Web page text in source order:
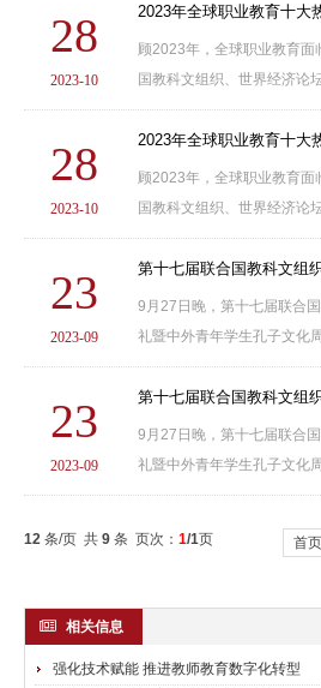
学位管理体制不断完善，学
28
2023-10
2023年全球职业教育十大
顾2023年，全球职业教育面
国教科文组织、世界经济论
等全球和区域性组织相继发
题，搭建国际合作与交流平
28
2023-10
2023年全球职业教育十大
顾2023年，全球职业教育面
国教科文组织、世界经济论
等全球和区域性组织相继发
题，搭建国际合作与交流平
23
2023-09
第十七届联合国教科文组
9月27日晚，第十七届联合
礼暨中外青年学生孔子文化
育部副部长、中国联合国教
视频出席并致辞。田学军指
23
2023-09
第十七届联合国教科文组
9月27日晚，第十七届联合
礼暨中外青年学生孔子文化
育部副部长、中国联合国教
视频出席并致辞。田学军指
12 条/页 共 9条 页次： 1/1页 首页
相关信息
强化技术赋能 推进教师教育数字化转型